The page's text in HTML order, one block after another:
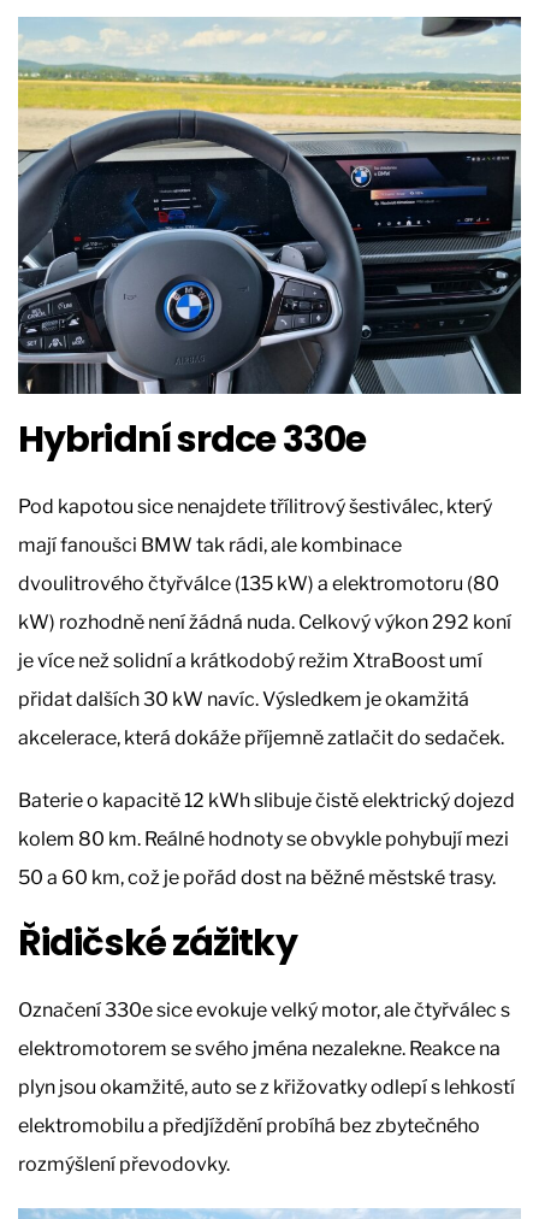
Hybridní srdce 330e
Pod kapotou sice nenajdete třílitrový šestiválec, který
mají fanoušci BMW tak rádi, ale kombinace
dvoulitrového čtyřválce (135 kW) a elektromotoru (80
kW) rozhodně není žádná nuda. Celkový výkon 292 koní
je více než solidní a krátkodobý režim XtraBoost umí
přidat dalších 30 kW navíc. Výsledkem je okamžitá
akcelerace, která dokáže příjemně zatlačit do sedaček.
Baterie o kapacitě 12 kWh slibuje čistě elektrický dojezd
kolem 80 km. Reálné hodnoty se obvykle pohybují mezi
50 a 60 km, což je pořád dost na běžné městské trasy.
Řidičské zážitky
Označení 330e sice evokuje velký motor, ale čtyřválec s
elektromotorem se svého jména nezalekne. Reakce na
plyn jsou okamžité, auto se z křižovatky odlepí s lehkostí
elektromobilu a předjíždění probíhá bez zbytečného
rozmýšlení převodovky.